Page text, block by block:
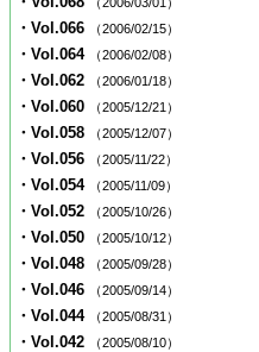
・Vol.066 （2006/02/15）
・Vol.064 （2006/02/08）
・Vol.062 （2006/01/18）
・Vol.060 （2005/12/21）
・Vol.058 （2005/12/07）
・Vol.056 （2005/11/22）
・Vol.054 （2005/11/09）
・Vol.052 （2005/10/26）
・Vol.050 （2005/10/12）
・Vol.048 （2005/09/28）
・Vol.046 （2005/09/14）
・Vol.044 （2005/08/31）
・Vol.042 （2005/08/10）